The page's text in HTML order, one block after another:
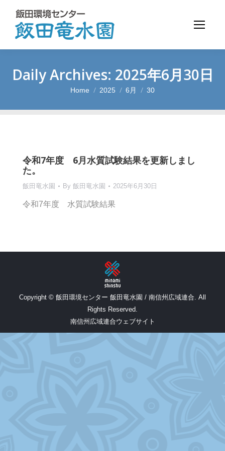
Daily Archives: 2025年6月30日
You are here:
Home 2025 6月 30
令和7年度 6月水質試験結果を更新しまし
た。
飯田竜水園 By 飯田竜水園 2025年6月30日
令和7年度 水質試験結果
Copyright © 飯田環境センター 飯田竜水園 / 南信州広域連合. All
Rights Reserved.
南信州広域連合ウェブサイト